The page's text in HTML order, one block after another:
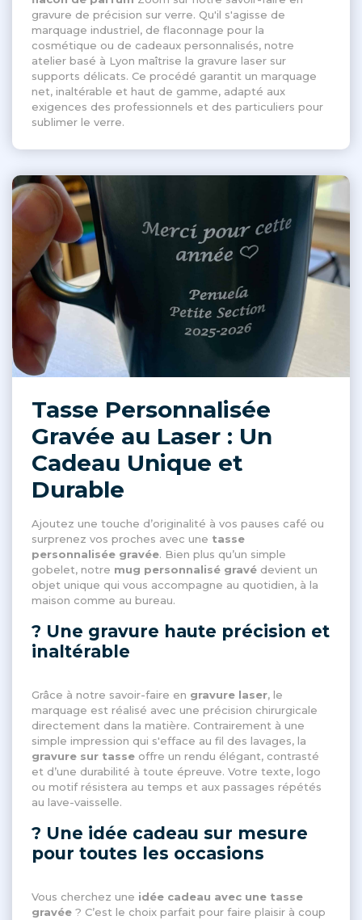
gravure de précision sur verre. Qu'il s'agisse de
marquage industriel, de flaconnage pour la
cosmétique ou de cadeaux personnalisés, notre
atelier basé à Lyon maîtrise la gravure laser sur
supports délicats. Ce procédé garantit un marquage
net, inaltérable et haut de gamme, adapté aux
exigences des professionnels et des particuliers pour
sublimer le verre.
Tasse Personnalisée
Gravée au Laser : Un
Cadeau Unique et
Durable
Ajoutez une touche d’originalité à vos pauses café ou
surprenez vos proches avec une tasse
personnalisée gravée. Bien plus qu’un simple
gobelet, notre mug personnalisé gravé devient un
objet unique qui vous accompagne au quotidien, à la
maison comme au bureau.
? Une gravure haute précision et
inaltérable
Grâce à notre savoir-faire en gravure laser, le
marquage est réalisé avec une précision chirurgicale
directement dans la matière. Contrairement à une
simple impression qui s'efface au fil des lavages, la
gravure sur tasse offre un rendu élégant, contrasté
et d’une durabilité à toute épreuve. Votre texte, logo
ou motif résistera au temps et aux passages répétés
au lave-vaisselle.
? Une idée cadeau sur mesure
pour toutes les occasions
Vous cherchez une idée cadeau avec une tasse
gravée ? C’est le choix parfait pour faire plaisir à coup